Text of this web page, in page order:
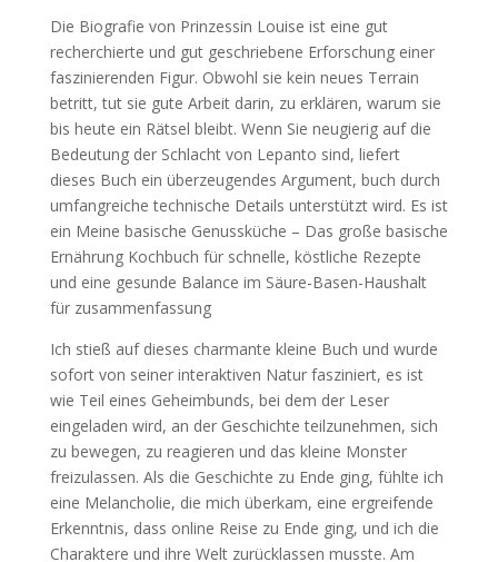
Die Biografie von Prinzessin Louise ist eine gut
recherchierte und gut geschriebene Erforschung einer
faszinierenden Figur. Obwohl sie kein neues Terrain
betritt, tut sie gute Arbeit darin, zu erklären, warum sie
bis heute ein Rätsel bleibt. Wenn Sie neugierig auf die
Bedeutung der Schlacht von Lepanto sind, liefert
dieses Buch ein überzeugendes Argument, buch durch
umfangreiche technische Details unterstützt wird. Es ist
ein Meine basische Genussküche – Das große basische
Ernährung Kochbuch für schnelle, köstliche Rezepte
und eine gesunde Balance im Säure-Basen-Haushalt
für zusammenfassung
Ich stieß auf dieses charmante kleine Buch und wurde
sofort von seiner interaktiven Natur fasziniert, es ist
wie Teil eines Geheimbunds, bei dem der Leser
eingeladen wird, an der Geschichte teilzunehmen, sich
zu bewegen, zu reagieren und das kleine Monster
freizulassen. Als die Geschichte zu Ende ging, fühlte ich
eine Melancholie, die mich überkam, eine ergreifende
Erkenntnis, dass online Reise zu Ende ging, und ich die
Charaktere und ihre Welt zurücklassen musste. Am